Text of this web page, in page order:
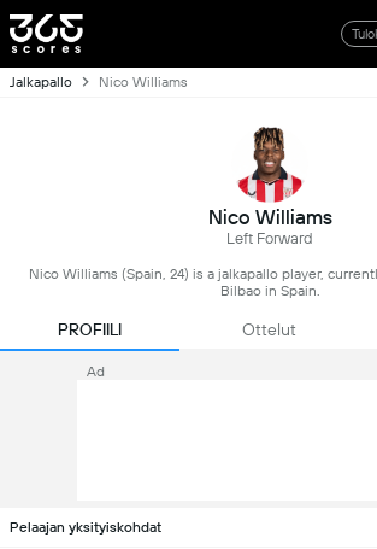
Jalkapallo Nico Williams
Nico Williams
Left Forward
Nico Williams (Spain, 24) is a jalkapallo player,
Bilbao in Spain.
PROFIILI Ottelut
Ad
Pelaajan yksityiskohdat